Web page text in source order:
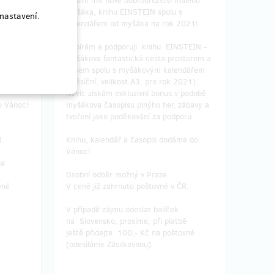
Vánoc!
myšáka, knihu EINSTEIN spolu s
kalendářem od myšáka na rok 2021!
Vybírám a podporuji knihu EINSTEIN -
Myšákova fantastická cesta prostorem a
časem spolu s myšákovým kalendářem
(měsíční, velikost A3, pro rok 2021).
Navíc získám exkluzivní bonus v podobě
myšákova časopisu plnýho her, zábavy a
tvoření jako poděkování za podporu.
Knihu, kalendář a časopis dodáme do
Vánoc!
Osobní odběr možný v Praze.
V ceně již zahrnuto poštovné v ČR.
V případě zájmu odeslat balíček
na Slovensko, prosíme, při platbě
ještě přidejte 100,- Kč na poštovné
(odesíláme Zásilkovnou).